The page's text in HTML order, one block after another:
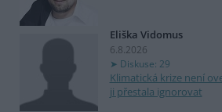
Eliška Vidomus
6.8.2026
Diskuse: 29
Klimatická krize není
ji přestala ignorovat